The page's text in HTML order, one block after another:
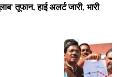
तूफान, हाई अलर्ट जारी, भारी